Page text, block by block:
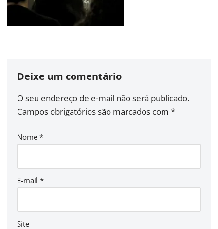
Deixe um comentário
O seu endereço de e-mail não será publicado.
Campos obrigatórios são marcados com *
Nome *
E-mail *
Site